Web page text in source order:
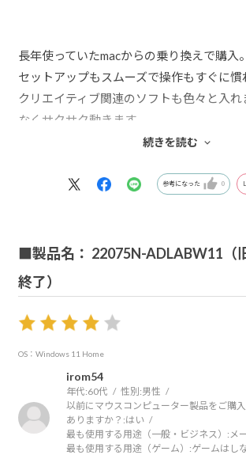
長年使っていたmacからの乗り換えで購入。
セットアップもスムーズで操作もすぐに慣
クリエイティブ関連のソフトも色々と入
なくサクサク動きます。
ただ夏場は熱が気になるのでクーラーが必
続きを読む
参考になった 0
■製品名： 22075N-ADLABW11（
終了）
OS：Windows 11 Home
irom54
年代:60代 性別:男性
以前にマウスコンピューター製品をご購
ありますか？:はい
最も使用する用途（一般・ビジネス）: メ
最も使用する用途（ゲーム）:ゲームはし